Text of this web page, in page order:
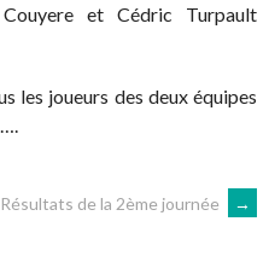
et Cédric Turpault
les joueurs des deux équipes
Résultats de la 2ème journée →